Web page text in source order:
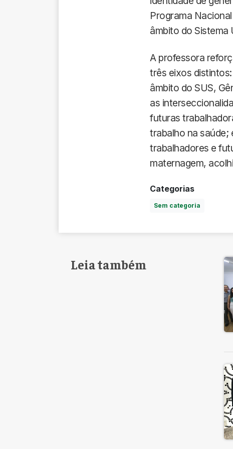
Programa
âmbito do Sistema
A professora
três eixos
âmbito do SUS,
as
futuras
trabalho na saúde;
trabalhadores e
maternagem,
Categorias
Sem categoria
Leia também